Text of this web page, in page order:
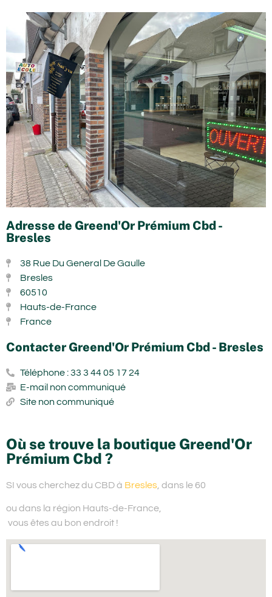
Adresse de Greend'Or Prémium Cbd -
Bresles
38 Rue Du General De Gaulle
Bresles
60510
Hauts-de-France
France
Contacter Greend'Or Prémium Cbd - Bresles
Téléphone : 33 3 44 05 17 24
E-mail non communiqué
Site non communiqué
Où se trouve la boutique Greend'Or
Prémium Cbd ?
SI vous cherchez du CBD à Bresles , dans le 60
ou dans la région Hauts-de-France,
vous êtes au bon endroit !